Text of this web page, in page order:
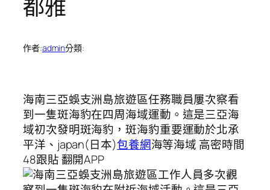
都雅
作者:admin分類:
海南三亞蜈支洲島旅遊區任務職員屢次察看
到一隻斑海豹在四周海域運動。這是三亞海
域初次發明斑海豹，斑海豹重要運動於北承
平洋、japan(日本)包養網海等海域 高密時間
48跟貼 翻開APP